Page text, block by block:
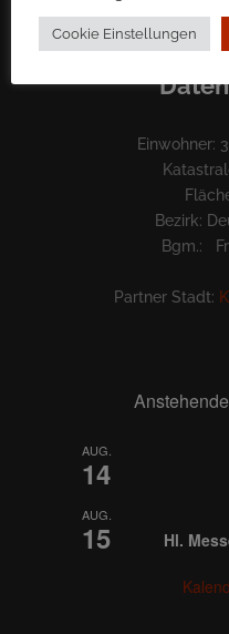
Einwohner:
Bezirk:
Bgm.:
Partner Stadt:
AUG.
14
AUG.
15 Hl.
Cookie Einstellungen